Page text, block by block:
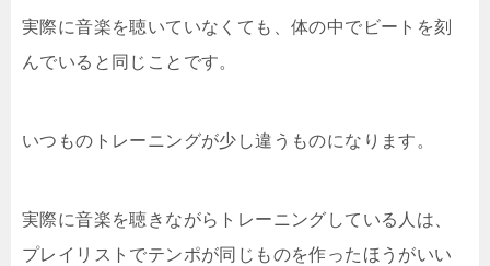
実際に音楽を聴いていなくても、体の中でビートを刻
んでいると同じことです。
いつものトレーニングが少し違うものになります。
実際に音楽を聴きながらトレーニングしている人は、
プレイリストでテンポが同じものを作ったほうがいい